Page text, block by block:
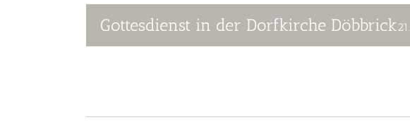
Gottesdienst in der Dorfkirche Döbbrick